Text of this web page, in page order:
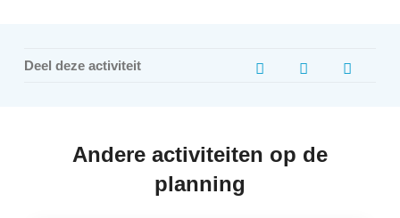
Deel deze activiteit
Andere activiteiten op de
planning